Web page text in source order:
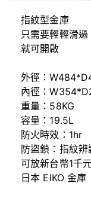
指紋型金庫
只需要輕輕滑過
就可開啟
外徑：
內徑：
重量：58KG
容量：19.5L
防火時效：1hr
防盜鎖：指紋
可放新台幣1千
日本 EIKO 金